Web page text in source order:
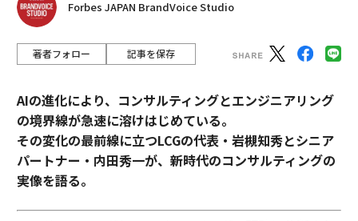
Forbes JAPAN BrandVoice Studio
著者フォロー 記事を保存
AIの進化により、コンサルティングとエンジニアリング
の境界線が急速に溶けはじめている。
その変化の最前線に立つLCGの代表・岩槻知秀とシニア
パートナー・内田秀一が、新時代のコンサルティングの
実像を語る。